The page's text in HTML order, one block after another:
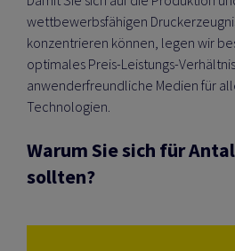
wettbewerbsfähigen
konzentrieren können, legen wir
optimales Preis-Leistungs-
anwenderfreundliche Medien für
Technologien.
Warum Sie sich für
sollten?